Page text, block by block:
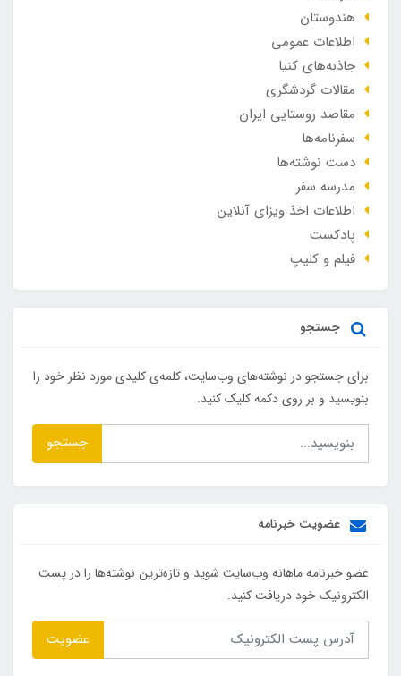
هندوستان
اطلاعات عمومی
جاذبه‌های کنیا
مقالات گردشگری
مقاصد روستایی ایران
سفرنامه‌ها
دست نوشته‌ها
مدرسه سفر
اطلاعات اخذ ویزای آنلاین
پادکست
فیلم و کلیپ
جستجو
برای جستجو در نوشته‌های وب‌سایت، کلمه‌ی کلیدی مورد نظر خود را
بنویسید و بر روی دکمه کلیک کنید.
جستجو
عضویت خبرنامه
عضو خبرنامه ماهانه وب‌سایت شوید و تازه‌ترین نوشته‌ها را در پست
الکترونیک خود دریافت کنید.
عضویت